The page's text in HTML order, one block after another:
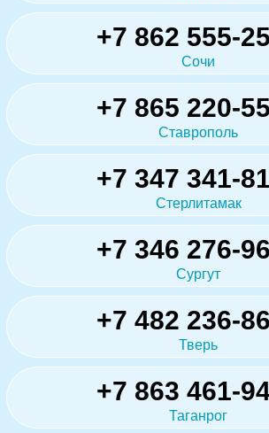
+7 862 555-
Сочи
+7 865 220-
Ставрополь
+7 347 341-
Стерлитамак
+7 346 276-
Сургут
+7 482 236-
Тверь
+7 863 461-
Таганрог